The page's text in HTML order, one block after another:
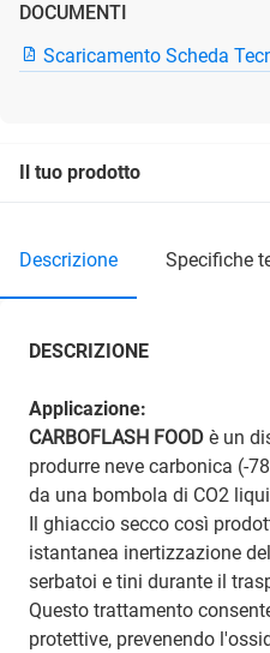
DOCUMENTI
Scaricamento Scheda
Il tuo prodotto
descrizione specifiche
DESCRIZIONE
Applicazione:
CARBOFLASH FOOD è un
produrre neve carbonica (-
da una bombola di CO2
Il ghiaccio secco così
istantanea inertizzazione
serbatoi e tini durante il
Questo trattamento
protettive, prevenendo